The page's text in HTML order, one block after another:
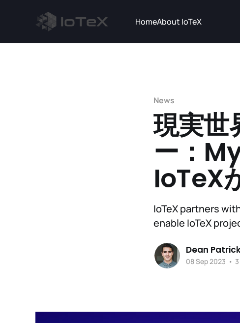
HomeAbout IoTeX
News
現実世
ー：
IoTeX
IoTeX partners
enable IoTeX
Dean
08 Sep 2023 •